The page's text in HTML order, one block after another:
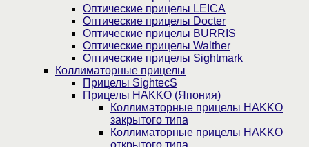
Оптические прицелы LEICA
Оптические прицелы Docter
Оптические прицелы BURRIS
Оптические прицелы Walther
Оптические прицелы Sightmark
Коллиматорные прицелы
Прицелы SightecS
Прицелы HAKKO (Япония)
Коллиматорные прицелы HAKKO
закрытого типа
Коллиматорные прицелы HAKKO